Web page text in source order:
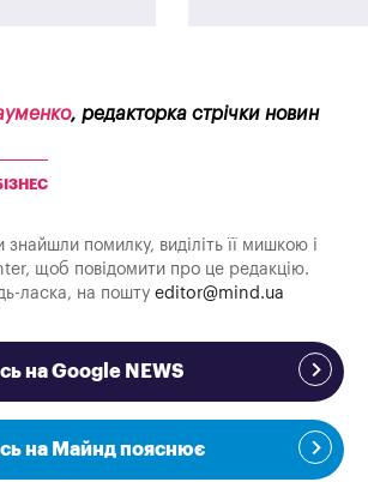
, редакторка стрічки новин
знайшли помилку, виділіть її мишкою і
щоб повідомити про це редакцію.
ласка, на пошту editor@mind.ua
на Google NEWS
на Майнд пояснює